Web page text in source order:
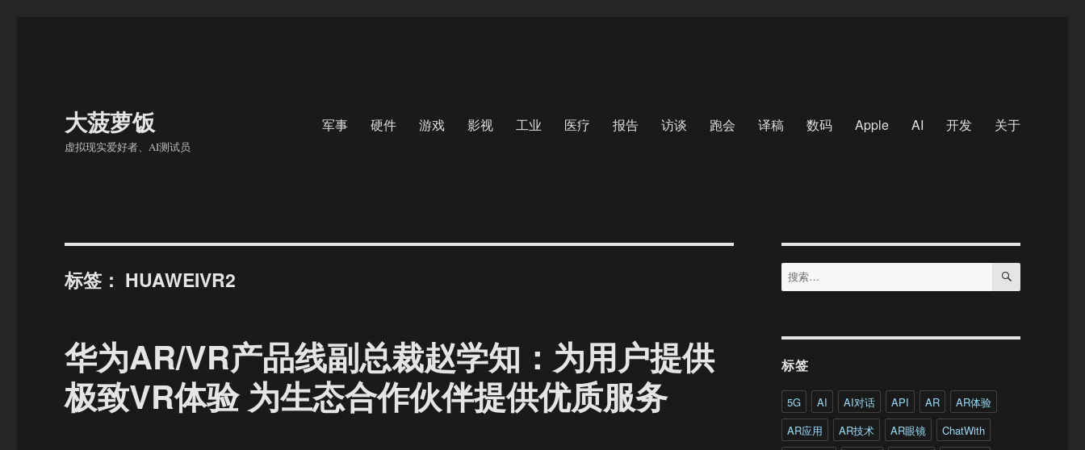
大菠萝饭
虚拟现实爱好者、AI测试员
军事 硬件 游戏 影视 工业 医疗 报告 访谈 跑会 译稿 数码 Apple AI 开发 关于
标签： HUAWEIVR2
华为AR/VR产品线副总裁赵学知：为用户提供
极致VR体验 为生态合作伙伴提供优质服务
搜
索：
搜
标签
5G AI AI对话 API AR
AR体验
AR应用
AR技术 AR眼镜
ChatWith